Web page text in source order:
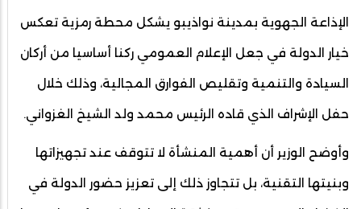
الإذاعة الجهوية بمدينة نواذيبو يشكل محطة رمزية تعكس
خيار الدولة في جعل الإعلام العمومي ركنا أساسيا من أركان
السيادة والتنمية وتقليص الفوارق المجالية، وذلك خلال
حفل الإشراف الذي قاده الرئيس محمد ولد الشيخ الغزواني.
وأوضح الوزير أن أهمية المنشأة لا تتوقف عند تجهيزاتها
وبنيتها التقنية، بل تتجاوز ذلك إلى تعزيز حضور الدولة في